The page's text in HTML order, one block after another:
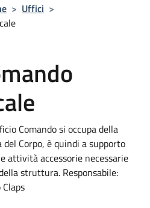
> Uffici >
Comando si occupa della
Corpo, è quindi a supporto
attività accessorie necessarie
struttura. Responsabile: